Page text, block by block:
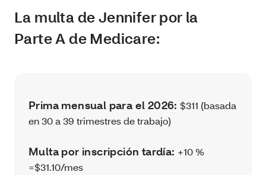
La multa de Jennifer por la
Parte A de Medicare:
Prima mensual para el 2026: $311 (basada
en 30 a 39 trimestres de trabajo)
Multa por inscripción tardía: +10 %
=$31.10/mes